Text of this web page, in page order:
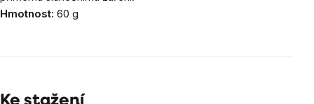
Hmotnost: 60 g